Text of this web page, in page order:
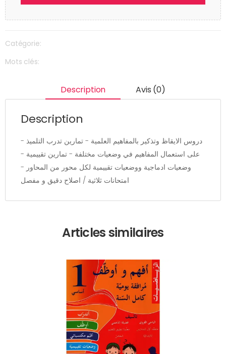
Catégorie:
Mots clés:
Description Avis (0)
Description
- دروس الايقاظ وتذكير بالمفاهيم العلمية - تمارين تدرب التلميذ
على استعمال المفاهيم في وضعيات مختلفة - تمارين تقييمية -
وضعيات ادماجية ووضعيات تقييمية لكل محور من المحاور -
امتحانات ثلاثية / اصلاح دقيق و مفصل
Articles similaires